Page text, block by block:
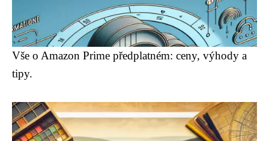
Vše o Amazon Prime předplatném: ceny, výhody a
tipy.